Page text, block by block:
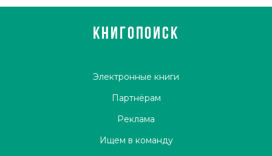
КНИГОПОИСК
Электронные книги
Партнёрам
Реклама
Ищем в команду